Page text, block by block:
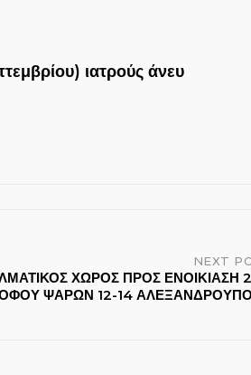
ιατρούς άνευ
NEXT
ΧΩΡΟΣ ΠΡΟΣ ΕΝΟΙΚΙΑΣΗ
ΨΑΡΩΝ 12-14